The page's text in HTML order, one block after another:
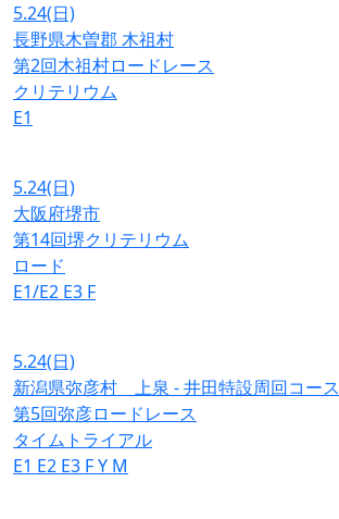
5.24(日)
長野県木曽郡 木祖村
第2回木祖村ロードレース
クリテリウム
E1
5.24(日)
大阪府堺市
第14回堺クリテリウム
ロード
E1/E2 E3 F
5.24(日)
新潟県弥彦村 上泉 - 井田特設周回コース
第5回弥彦ロードレース
タイムトライアル
E1 E2 E3 FY M